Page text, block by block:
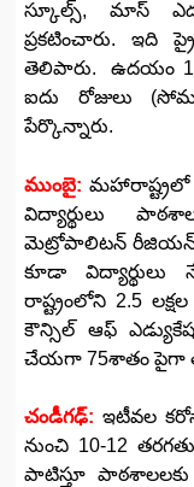
స్కూల్స్‌, మాస్
ప్రకటించారు. ఇది
తెలిపారు. ఉదయం
ఐదు రోజులు
పేర్కొన్నారు.
ముంబై: మహారాష్ట్రలో
విద్యార్థులు
మెట్రోపాలిటన్‌
కూడా విద్యార్థులు
రాష్ట్రంలోని 2.5
కౌన్సిల్ ఆఫ్
చేయగా 75శాతం పైగా
చండీగఢ్: ఇటీవల
నుంచి 10-12
పాటిస్తూ